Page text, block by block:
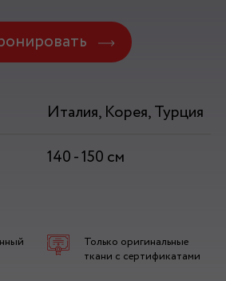
Италия, Корея, Турция
140 - 150 см
Только оригинальные
ткани с сертификатами